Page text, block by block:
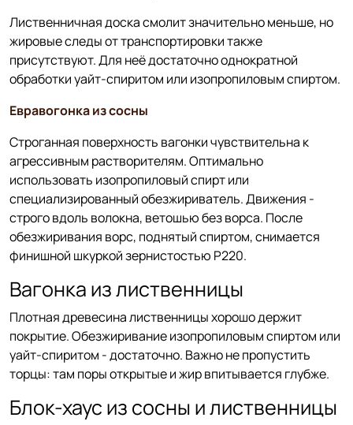
Лиственничная доска смолит значительно меньше, но
жировые следы от транспортировки также
присутствуют. Для неё достаточно однократной
обработки уайт-спиритом или изопропиловым спиртом.
Евравогонка из сосны
Строганная поверхность вагонки чувствительна к
агрессивным растворителям. Оптимально
использовать изопропиловый спирт или
специализированный обезжириватель. Движения -
строго вдоль волокна, ветошью без ворса. После
обезжиривания ворс, поднятый спиртом, снимается
финишной шкуркой зернистостью P220.
Вагонка из лиственницы
Плотная древесина лиственницы хорошо держит
покрытие. Обезжиривание изопропиловым спиртом или
уайт-спиритом - достаточно. Важно не пропустить
торцы: там поры открытые и жир впитывается глубже.
Блок-хаус из сосны и лиственницы